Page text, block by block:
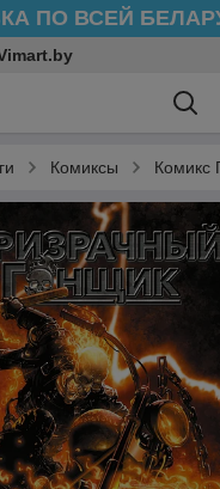
ПО ВСЕЙ
Комиксы Комикс